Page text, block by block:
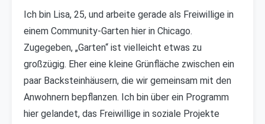
Ich bin Lisa, 25, und arbeite gerade als Freiwillige in
einem Community-Garten hier in Chicago.
Zugegeben, „Garten“ ist vielleicht etwas zu
großzügig. Eher eine kleine Grünfläche zwischen ein
paar Backsteinhäusern, die wir gemeinsam mit den
Anwohnern bepflanzen. Ich bin über ein Programm
hier gelandet, das Freiwillige in soziale Projekte